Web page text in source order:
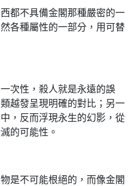
不具備金閣那種嚴密的一
各種屬性的一部分，用可替
性，殺人就是永遠的誤
越發呈現明確的對比；另一
，反而浮現永生的幻影，從
的可能性。
不可能根絕的，而像金閣